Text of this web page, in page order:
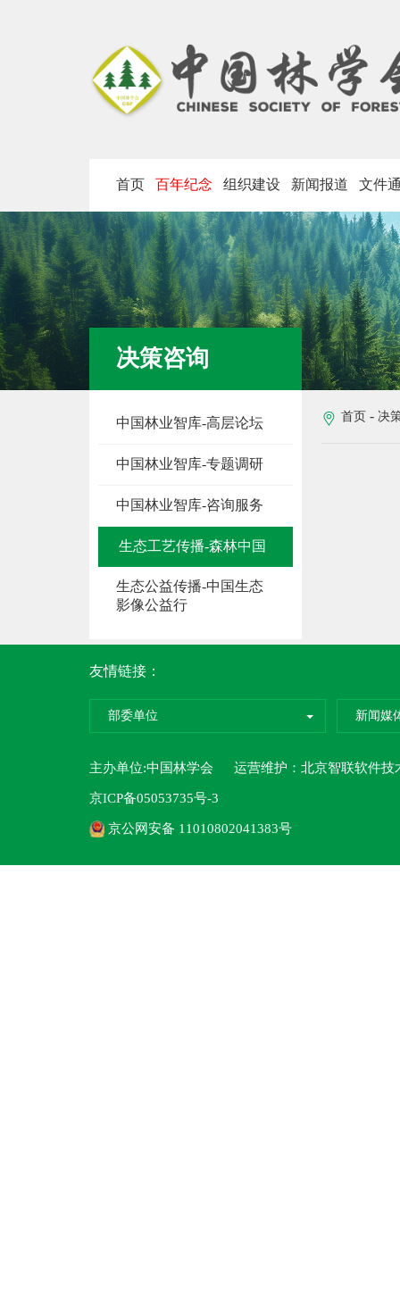
首页 百年纪念 组织建设 新闻报道 文件
决策咨询
中国林业智库-高层论坛
中国林业智库-专题调研
中国林业智库-咨询服务
生态工艺传播-森林中国
生态公益传播-中国生态
影像公益行
首页 - 决
友情链接：
部委单位 新闻媒
主办单位:中国林学会 运营维护： 北京智联软件技
京ICP备05053735号-3
京公网安备 11010802041383号